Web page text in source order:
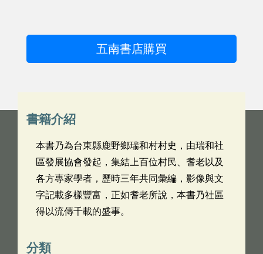
五南書店購買
書籍介紹
本書乃為台東縣鹿野鄉瑞和村村史，由瑞和社
區發展協會發起，集結上百位村民、耆老以及
各方專家學者，歷時三年共同彙編，影像與文
字記載多樣豐富，正如耆老所說，本書乃社區
得以流傳千載的盛事。
分類